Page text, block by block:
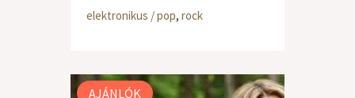
elektronikus / pop, rock
AJÁNLÓK